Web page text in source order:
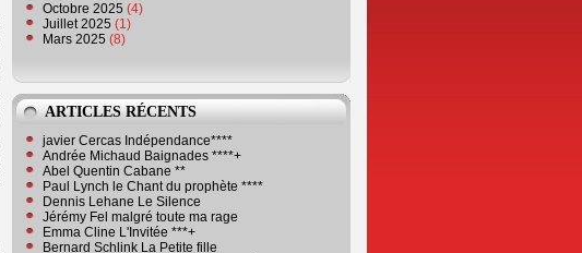
Octobre 2025 (4)
Juillet 2025 (1)
Mars 2025 (8)
ARTICLES RÉCENTS
javier Cercas Indépendance****
Andrée Michaud Baignades ****+
Abel Quentin Cabane **
Paul Lynch le Chant du prophète ****
Dennis Lehane Le Silence
Jérémy Fel malgré toute ma rage
Emma Cline L'Invitée ***+
Bernard Schlink La Petite fille